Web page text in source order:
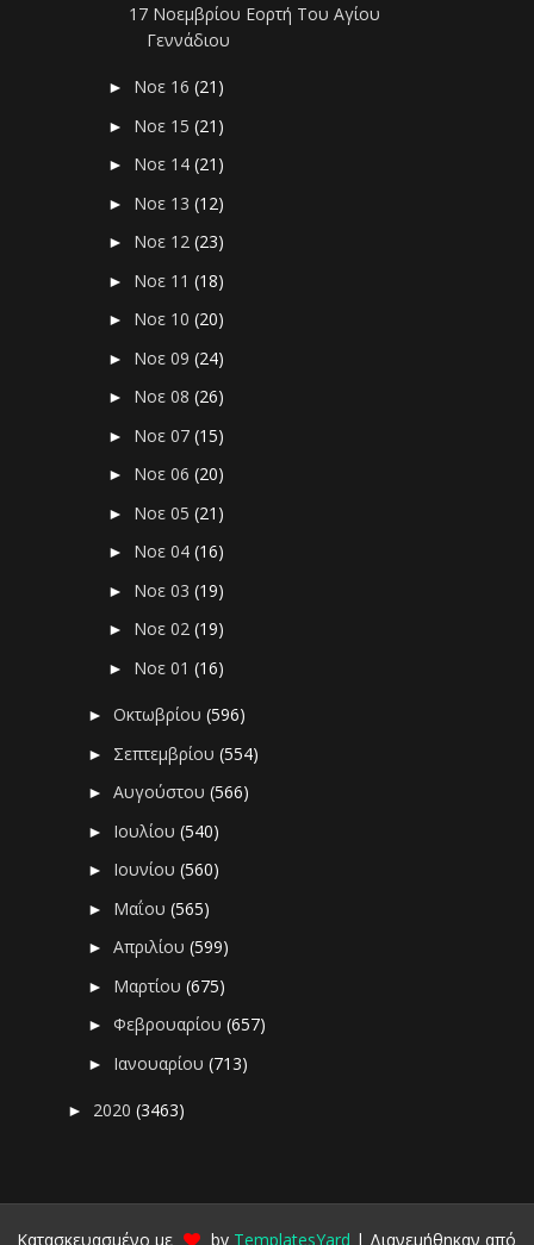
17 Νοεμβρίου Εορτή Του Αγίου
Γεννάδιου
► Νοε 16(21)
► Νοε 15(21)
► Νοε 14(21)
► Νοε 13(12)
► Νοε 12(23)
► Νοε 11(18)
► Νοε 10(20)
► Νοε 09(24)
► Νοε 08(26)
► Νοε 07(15)
► Νοε 06(20)
► Νοε 05(21)
► Νοε 04(16)
► Νοε 03(19)
► Νοε 02(19)
► Νοε 01(16)
►Οκτωβρίου(596)
► Σεπτεμβρίου(554)
►Αυγούστου(566)
► Ιουλίου(540)
► Ιουνίου(560)
► Μαΐου(565)
►Απριλίου(599)
► Μαρτίου(675)
►Φεβρουαρίου(657)
► Ιανουαρίου(713)
► 2020(3463)
Κατασκευασμένο με by TemplatesYard | Διανεμήθηκαν από